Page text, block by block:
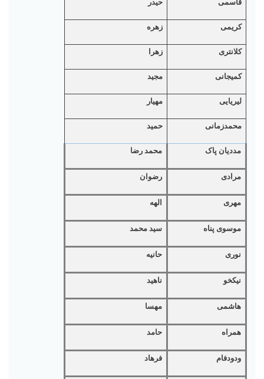
قاسمی حیدر
کریمی زهره
کلانتری زهرا
کمیجانی مجید
لیریایی مهیار
محمدزمانی حمید
مددیان پاک محمد رضا
مرادی رضوان
مهری الهه
موسوی پناه سید محمد
نوری حانیه
نیکخو ناهید
هاشمی مهسا
همراه حامد
ودودفام فرهاد